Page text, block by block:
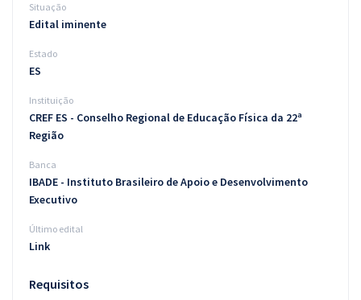
Blog
Aprovados
Atendimento
Situação
Edital iminente
Estado
ES
Instituição
CREF ES - Conselho Regional de Educação Física da 22ª
Região
Banca
IBADE - Instituto Brasileiro de Apoio e Desenvolvimento
Executivo
Último edital
Link
Requisitos